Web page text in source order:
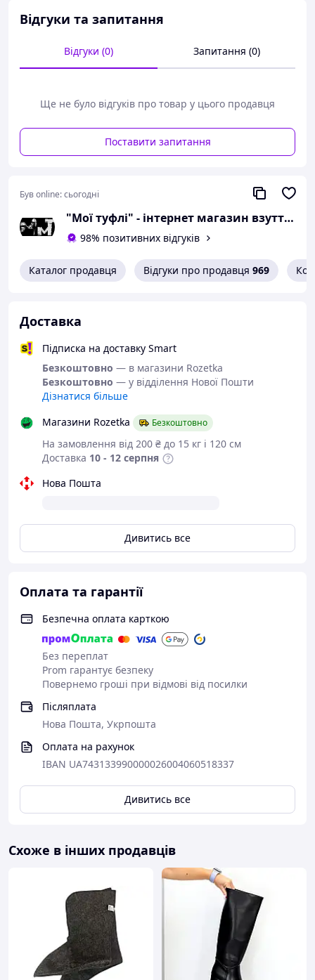
розмір 38 - 24,5
сантиметра;
розмір 39 - 25 сантиметрів;
розмір 40 - 25,8
Можлива похибка вимірювань +/- 2мм.
При оформленні замовлення
необхідний розмір вказуйте в
коментарях.
Вам сподобалася модель
і Ви вирішили купити?
Зателефонуйте 067-9272731 / 050-
9336271 і уточніть наявність
Всі товари магазину -->
Чоботи демісезонні з ЕВА
(піни) "Jose Amorales".
Чоботи з піни - ідеальне
взуття для весняно - осінньої
негоди!
Легка!
Непромокаємий!
Нетоксичний, не має
неприємного запаху!
Має знімну, піно-латексну,
антибактеріальну устілку.
Таку устілку можна прати,
дезінфікувати, крім того вона
додає комфорту при носінні.
Варіанти кольорів
колір шнурків може відрізнятися від
кольору на фото
Взуття зроблена на італійському
обладнанні і з того ж самого
матеріалу, що і оригінальні Crocs.
Матеріал ЕВА (етиленвінілацетат) -
екологічно чистий спінений каучук,
Відгуки та запитання
Відгуки (0) Запитання (0)
Ще не було відгуків про товар у цього продавця
Поставити запитання
Був online:сьогодні
"Мої туфлі" - інтернет магазин взуття на всі випадки життя.
98% позитивних відгуків
Каталог продавця Відгуки про продавця 969
Доставка
Підписка на доставку Smart
Безкоштовно — в магазини Rozetka
Безкоштовно — у відділення Нової Пошти
Дізнатися більше
Магазини Rozetka
Безкоштовно
На замовлення від 200 ₴ до 15 кг і 120 см
Доставка 10 - 12 серпня
Нова Пошта
Дивитись все
Оплата та гарантії
Безпечна оплата карткою
Без переплат
Prom гарантує безпеку
Повернемо гроші при відмові від посилки
Післяплата
Нова Пошта, Укрпошта
Оплата на рахунок
IBAN UA743133990000026004060518337
Дивитись все
Схоже в інших продавців